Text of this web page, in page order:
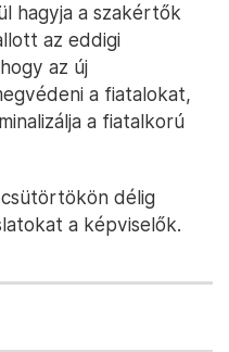
hagyja a szakértők
az eddigi
az új
a fiatalokat,
a fiatalkorú
délig
a képviselők.